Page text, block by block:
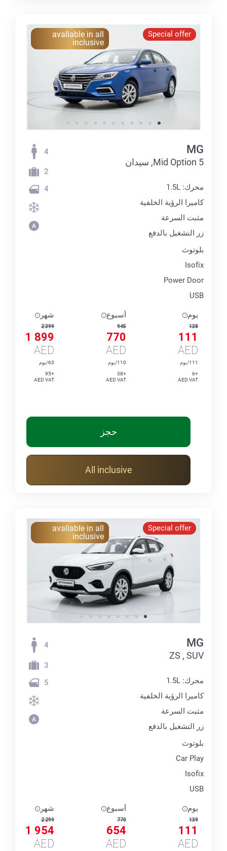
Special offer
avaliable in all
inclusive
MG
5 Mid Option, سيدان
محرك: 1.5L
كاميرا الرؤية الخلفية
مثبت السرعة
زر التشغيل بالدفع
بلوتوث
Isofix
Power Door
USB
4
2
4
يوم
138
111
AED
111/يوم
+6
AED VAT
أسبوع
945
770
AED
110/يوم
+38
AED VAT
شهر
2 399
1 899
AED
63/يوم
+95
AED VAT
حجز
All inclusive
Special offer
avaliable in all
inclusive
MG
ZS , SUV
محرك: 1.5L
كاميرا الرؤية الخلفية
مثبت السرعة
زر التشغيل بالدفع
بلوتوث
Car Play
Isofix
USB
4
3
5
يوم
139
111
AED
أسبوع
770
654
AED
شهر
2 299
1 954
AED